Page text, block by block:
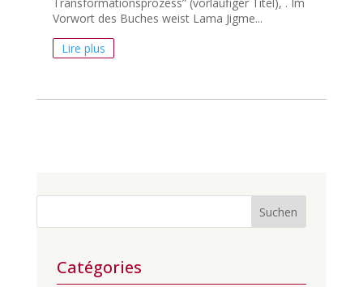
Transformationsprozess” (vorläufiger Titel), . Im
Vorwort des Buches weist Lama Jigme...
Lire plus
Catégories